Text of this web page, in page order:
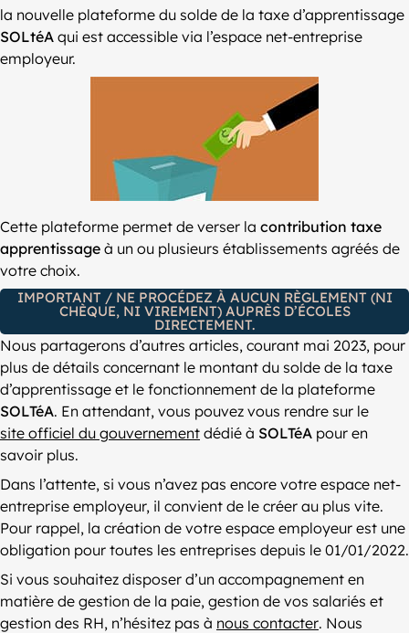
la nouvelle plateforme du solde de la taxe d’apprentissage
SOLtéA qui est accessible via l’espace net-entreprise
employeur.
Cette plateforme permet de verser la contribution taxe
apprentissage à un ou plusieurs établissements agréés de
votre choix.
IMPORTANT / NE PROCÉDEZ À AUCUN RÈGLEMENT (NI
CHÈQUE, NI VIREMENT) AUPRÈS D’ÉCOLES
DIRECTEMENT.
Nous partagerons d’autres articles, courant mai 2023, pour
plus de détails concernant le montant du solde de la taxe
d’apprentissage et le fonctionnement de la plateforme
SOLTéA. En attendant, vous pouvez vous rendre sur le
site officiel du gouvernement dédié à SOLTéA pour en
savoir plus.
Dans l’attente, si vous n’avez pas encore votre espace net-
entreprise employeur, il convient de le créer au plus vite.
Pour rappel, la création de votre espace employeur est une
obligation pour toutes les entreprises depuis le 01/01/2022.
Si vous souhaitez disposer d’un accompagnement en
matière de gestion de la paie, gestion de vos salariés et
gestion des RH, n’hésitez pas à nous contacter. Nous